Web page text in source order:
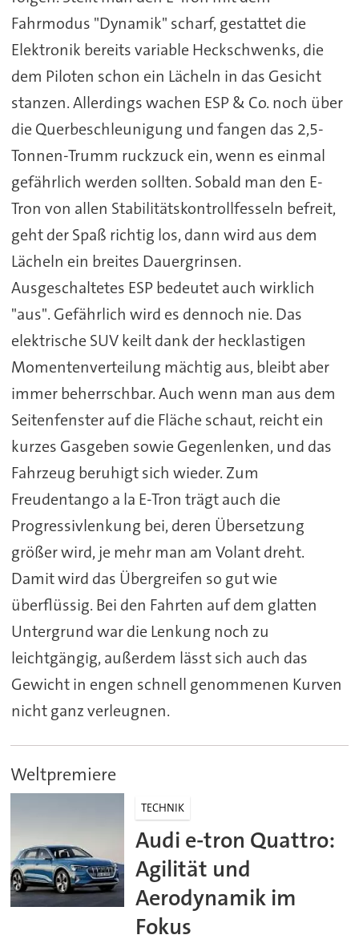
Fahrmodus "Dynamik" scharf, gestattet die
Elektronik bereits variable Heckschwenks, die
dem Piloten schon ein Lächeln in das Gesicht
stanzen. Allerdings wachen ESP & Co. noch über
die Querbeschleunigung und fangen das 2,5-
Tonnen-Trumm ruckzuck ein, wenn es einmal
gefährlich werden sollten. Sobald man den E-
Tron von allen Stabilitätskontrollfesseln befreit,
geht der Spaß richtig los, dann wird aus dem
Lächeln ein breites Dauergrinsen.
Ausgeschaltetes ESP bedeutet auch wirklich
"aus". Gefährlich wird es dennoch nie. Das
elektrische SUV keilt dank der hecklastigen
Momentenverteilung mächtig aus, bleibt aber
immer beherrschbar. Auch wenn man aus dem
Seitenfenster auf die Fläche schaut, reicht ein
kurzes Gasgeben sowie Gegenlenken, und das
Fahrzeug beruhigt sich wieder. Zum
Freudentango a la E-Tron trägt auch die
Progressivlenkung bei, deren Übersetzung
größer wird, je mehr man am Volant dreht.
Damit wird das Übergreifen so gut wie
überflüssig. Bei den Fahrten auf dem glatten
Untergrund war die Lenkung noch zu
leichtgängig, außerdem lässt sich auch das
Gewicht in engen schnell genommenen Kurven
nicht ganz verleugnen.
Weltpremiere
TECHNIK
Audi e-tron Quattro:
Agilität und
Aerodynamik im
Fokus